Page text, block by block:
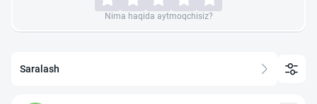
Nima haqida aytmoqchisiz?
Saralash